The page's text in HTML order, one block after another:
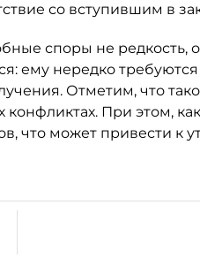
со вступившим в
споры не редкость,
ему нередко
Отметим, что
конфликтах. При этом,
что может привести к